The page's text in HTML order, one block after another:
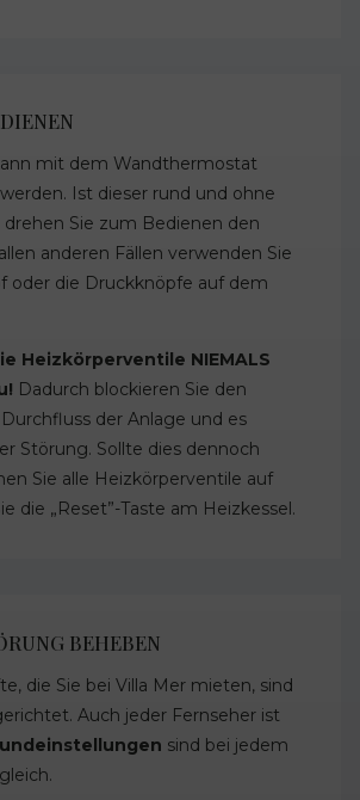
mit dem Wandthermostat
Ist dieser rund und ohne
drehen Sie zum Bedienen den
anderen Fällen verwenden Sie
oder die Druckknöpfe auf dem
Heizkörperventile NIEMALS
Dadurch blockieren Sie den
der Anlage und es
Störung. Sollte dies dennoch
Sie alle Heizkörperventile auf
die „Reset”-Taste am Heizkessel.
BEHEBEN
die Sie bei Villa Mer mieten, sind
Auch jeder Fernseher ist
sind bei jedem